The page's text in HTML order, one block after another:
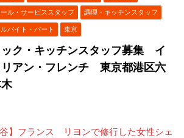
ール・サービススタッフ 調理・キッチンスタッフ
ルバイト・パート 東京
ック・キッチンスタッフ募集 イ
リアン・フレンチ 東京都港区六
谷】フランス リヨンで修行した女性シェ